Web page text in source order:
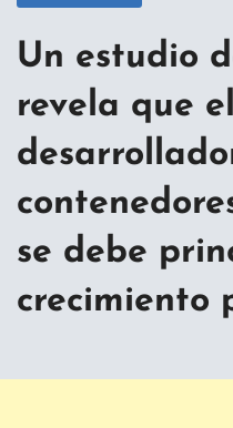
Un estudio
revela que
se debe
crecimiento